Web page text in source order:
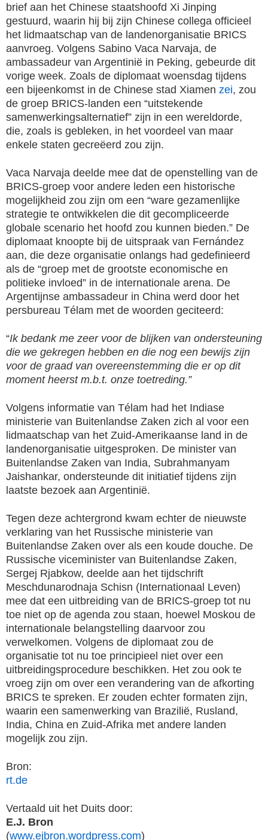
brief aan het Chinese staatshoofd Xi Jinping
gestuurd, waarin hij bij zijn Chinese collega officieel
het lidmaatschap van de landenorganisatie BRICS
aanvroeg. Volgens Sabino Vaca Narvaja, de
ambassadeur van Argentinië in Peking, gebeurde dit
vorige week. Zoals de diplomaat woensdag tijdens
een bijeenkomst in de Chinese stad Xiamen zei, zou
de groep BRICS-landen een “uitstekende
samenwerkingsalternatief” zijn in een wereldorde,
die, zoals is gebleken, in het voordeel van maar
enkele staten gecreëerd zou zijn.
Vaca Narvaja deelde mee dat de openstelling van de
BRICS-groep voor andere leden een historische
mogelijkheid zou zijn om een “ware gezamenlijke
strategie te ontwikkelen die dit gecompliceerde
globale scenario het hoofd zou kunnen bieden.” De
diplomaat knoopte bij de uitspraak van Fernández
aan, die deze organisatie onlangs had gedefinieerd
als de “groep met de grootste economische en
politieke invloed” in de internationale arena. De
Argentijnse ambassadeur in China werd door het
persbureau Télam met de woorden geciteerd:
“Ik bedank me zeer voor de blijken van ondersteuning
die we gekregen hebben en die nog een bewijs zijn
voor de graad van overeenstemming die er op dit
moment heerst m.b.t. onze toetreding.”
Volgens informatie van Télam had het Indiase
ministerie van Buitenlandse Zaken zich al voor een
lidmaatschap van het Zuid-Amerikaanse land in de
landenorganisatie uitgesproken. De minister van
Buitenlandse Zaken van India, Subrahmanyam
Jaishankar, ondersteunde dit initiatief tijdens zijn
laatste bezoek aan Argentinië.
Tegen deze achtergrond kwam echter de nieuwste
verklaring van het Russische ministerie van
Buitenlandse Zaken over als een koude douche. De
Russische viceminister van Buitenlandse Zaken,
Sergej Rjabkow, deelde aan het tijdschrift
Meschdunarodnaja Schisn (Internationaal Leven)
mee dat een uitbreiding van de BRICS-groep tot nu
toe niet op de agenda zou staan, hoewel Moskou de
internationale belangstelling daarvoor zou
verwelkomen. Volgens de diplomaat zou de
organisatie tot nu toe principieel niet over een
uitbreidingsprocedure beschikken. Het zou ook te
vroeg zijn om over een verandering van de afkorting
BRICS te spreken. Er zouden echter formaten zijn,
waarin een samenwerking van Brazilië, Rusland,
India, China en Zuid-Afrika met andere landen
mogelijk zou zijn.
Bron:
rt.de
Vertaald uit het Duits door:
E.J. Bron
(www.ejbron.wordpress.com)